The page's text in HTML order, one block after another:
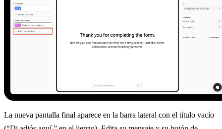
La nueva pantalla final aparece en la barra lateral con el título vacío